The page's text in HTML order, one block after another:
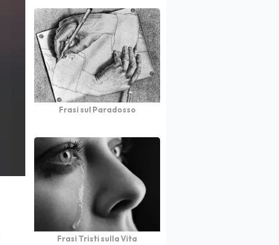
Frasi sul Paradosso
Frasi Tristi sulla Vita